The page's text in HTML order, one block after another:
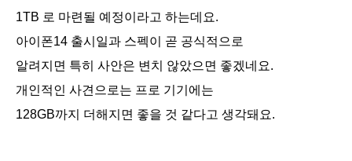
1TB 로 마련될 예정이라고 하는데요.
아이폰14 출시일과 스펙이 곧 공식적으로
알려지면 특히 사안은 변치 않았으면 좋겠네요.
개인적인 사견으로는 프로 기기에는
128GB까지 더해지면 좋을 것 같다고 생각돼요.